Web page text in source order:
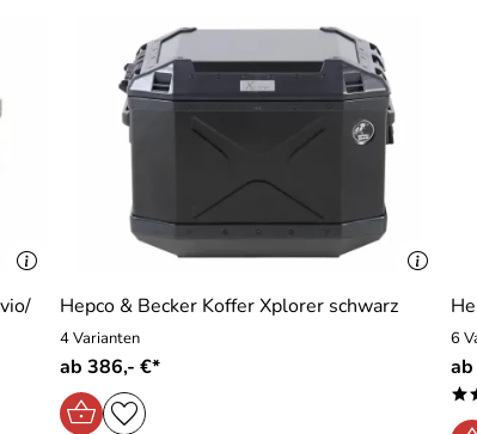
Hepco & Becker Koffer Xplorer schwarz
4 Varianten
ab 386,- €*
6